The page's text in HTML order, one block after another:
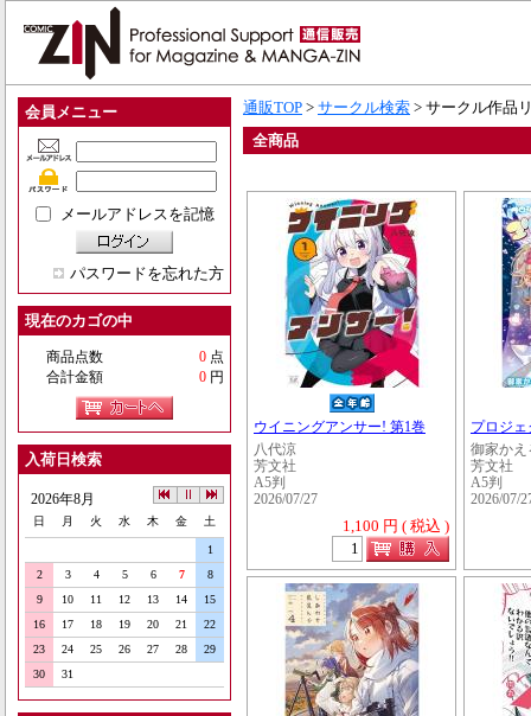
会員メニュー
メールアドレスを記憶
パスワードを忘れた方
現在のカゴの中
商品点数 0 点
合計金額
0 円
入荷日検索
2026年8月
日 月 火 水 木 金 土
1
2
3 4 5 6 7
8
9
10 11 12 13 14
15
16
17 18 19 20 21
22
23
24 25 26 27 28
29
30
31
通販TOP > サークル検索 > サークル作品
全商品
ウイニングアンサー! 第1巻
八代涼
芳文社
A5判
2026/07/27
1,100 円 ( 税込 )
プロジ
御家かえ
芳文社
A5判
2026/07/